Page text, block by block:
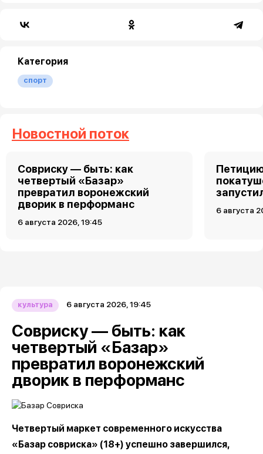
Категория
спорт
Новостной поток
Совриску — быть: как
четвертый «Базар»
превратил воронежский
дворик в перформанс
6 августа 2026, 19:45
6 августа
культура 6 августа 2026, 19:45
Совриску — быть: как
четвертый «Базар»
превратил воронежский
дворик в перформанс
Четвертый маркет современного искусства
«Базар совриска» (18+) успешно завершился,